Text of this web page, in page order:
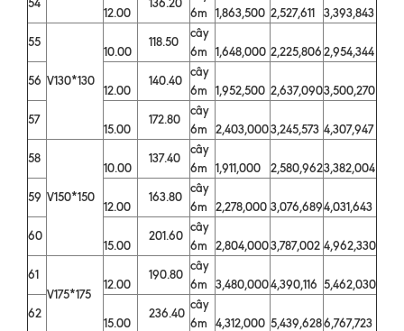
12.00
6m
1,863,500 2,527,611
3,393,843
55
V130*130
10.00
118.50
cây
6m
1,648,000 2,225,8062,954,344
56
12.00
140.40
cây
6m
1,952,500 2,637,0903,500,270
57
15.00
172.80
cây
6m
2,403,0003,245,573 4,307,947
58
V150*150
10.00
137.40
cây
6m
1,911,000 2,580,9623,382,004
59
12.00
163.80
cây
6m
2,278,000 3,076,6894,031,643
60
15.00
201.60
cây
6m
2,804,0003,787,002 4,962,330
61
V175*175
12.00
190.80
cây
6m
3,480,0004,390,116 5,462,030
62
15.00
236.40
cây
6m
4,312,000 5,439,6286,767,723